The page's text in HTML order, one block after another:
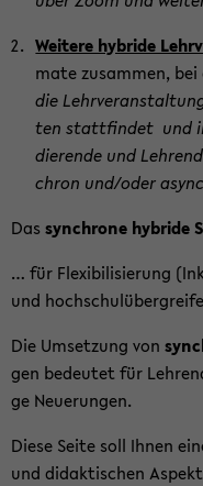
Wei­te­re hy­bri­de
ma­te zu­sam­men, bei
die
ten statt­fin­det und
die­ren­de und
chron und/oder
Das syn­chro­ne hy­bri­de
… für Fle­xi­bi­li­sie­rung
und
Die Um­set­zung von
gen be­deu­tet für
ge Neue­run­gen.
Diese Seite soll Ihnen
und di­dak­ti­schen